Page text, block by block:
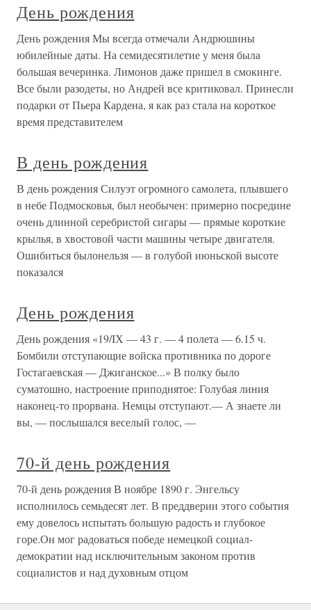
День рождения
День рождения Мы всегда отмечали Андрюшины
юбилейные даты. На семидесятилетие у меня была
большая вечеринка. Лимонов даже пришел в смокинге.
Все были разодеты, но Андрей все критиковал. Принесли
подарки от Пьера Кардена, я как раз стала на короткое
время представителем
В день рождения
В день рождения Силуэт огромного самолета, плывшего
в небе Подмосковья, был необычен: примерно посредине
очень длинной серебристой сигары — прямые короткие
крылья, в хвостовой части машины четыре двигателя.
Ошибиться былонельзя — в голубой июньской высоте
показался
День рождения
День рождения «19/IХ — 43 г. — 4 полета — 6.15 ч.
Бомбили отступающие войска противника по дороге
Гостагаевская — Джиганское...» В полку было
суматошно, настроение приподнятое: Голубая линия
наконец-то прорвана. Немцы отступают.— А знаете ли
вы, — послышался веселый голос, —
70-й день рождения
70-й день рождения В ноябре 1890 г. Энгельсу
исполнилось семьдесят лет. В преддверии этого события
ему довелось испытать большую радость и глубокое
горе.Он мог радоваться победе немецкой социал-
демократии над исключительным законом против
социалистов и над духовным отцом